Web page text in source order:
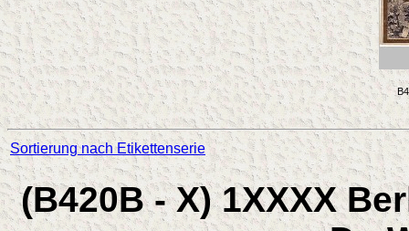
Sortierung nach Etikettenserie
(B420B - X) 1XXXX